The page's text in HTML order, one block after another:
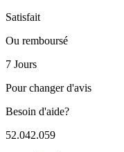
Satisfait
Ou remboursé
7 Jours
Pour changer d'avis
Besoin d'aide?
52.042.059